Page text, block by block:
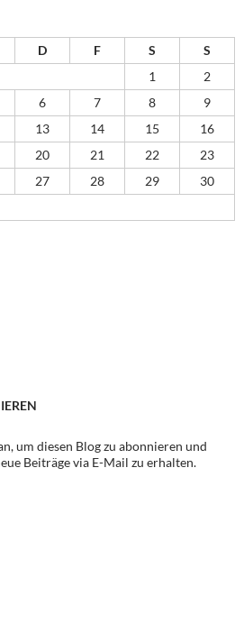
D F S
S
1
2
6 7 8
9
13 14 15
16
20 21 22
23
27 28 29
30
um diesen Blog zu abonnieren und
Beiträge via E-Mail zu erhalten.